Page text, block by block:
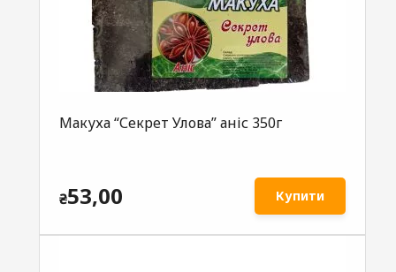
Макуха “Секрет Улова” аніс 350г
₴53,00 Купити